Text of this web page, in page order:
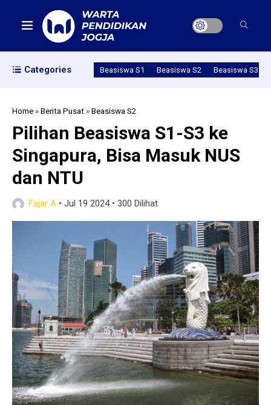
Categories Beasiswa S1 Beasiswa S2 Beasiswa S3
Home »Berita Pusat »Beasiswa S2
Pilihan Beasiswa S1-S3 ke
Singapura, Bisa Masuk NUS
dan NTU
Fajar A • Jul 19 2024• 300 Dilihat